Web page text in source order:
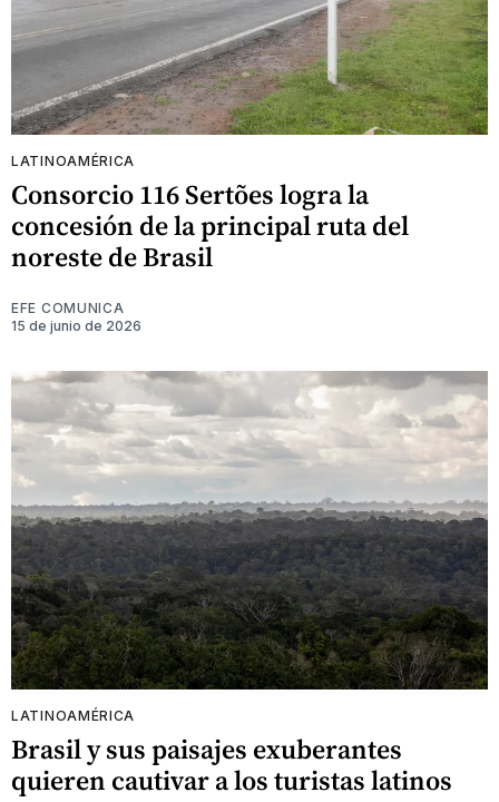
LATINOAMÉRICA
Consorcio 116 Sertões logra la
concesión de la principal ruta del
noreste de Brasil
EFE COMUNICA
15 de junio de 2026
LATINOAMÉRICA
Brasil y sus paisajes exuberantes
quieren cautivar a los turistas latinos